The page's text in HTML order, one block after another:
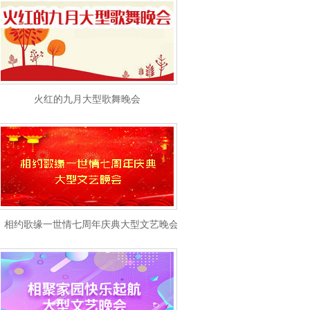
火红的九月大型歌舞晚会
相约歌缘一世情七周年庆典大型文艺晚会